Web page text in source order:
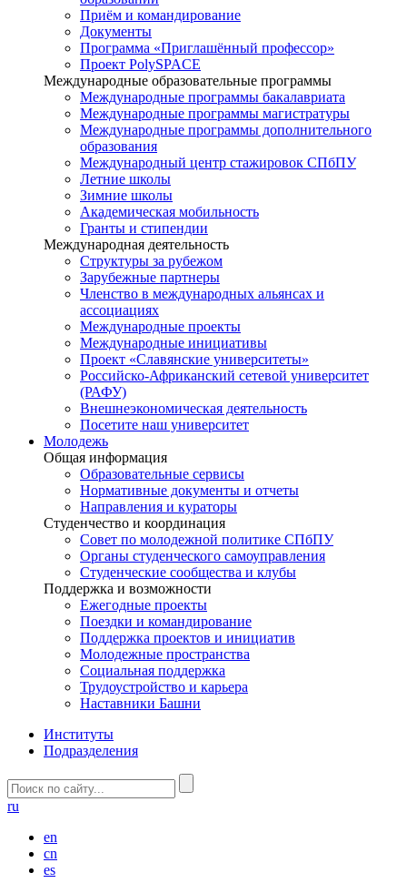
Приём и командирование
Документы
Программа «Приглашённый профессор»
Проект PolySPACE
Международные образовательные программы
Международные программы бакалавриата
Международные программы магистратуры
Международные программы дополнительного
образования
Международный центр стажировок СПбПУ
Летние школы
Зимние школы
Академическая мобильность
Гранты и стипендии
Международная деятельность
Структуры за рубежом
Зарубежные партнеры
Членство в международных альянсах и
ассоциациях
Международные проекты
Международные инициативы
Проект «Славянские университеты»
Российско-Африканский сетевой университет
(РАФУ)
Внешнеэкономическая деятельность
Посетите наш университет
Молодежь
Общая информация
Образовательные сервисы
Нормативные документы и отчеты
Направления и кураторы
Студенчество и координация
Совет по молодежной политике СПбПУ
Органы студенческого самоуправления
Студенческие сообщества и клубы
Поддержка и возможности
Ежегодные проекты
Поездки и командирование
Поддержка проектов и инициатив
Молодежные пространства
Социальная поддержка
Трудоустройство и карьера
Наставники Башни
Институты
Подразделения
ru
en
cn
es